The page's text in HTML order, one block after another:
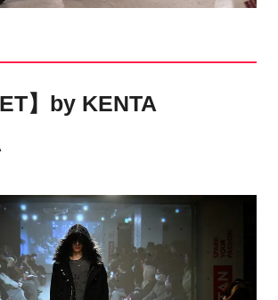
】by KENTA